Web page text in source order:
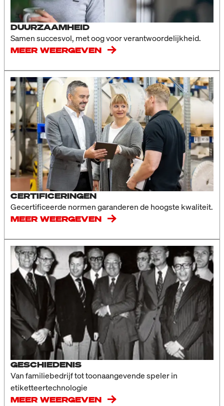
DUURZAAMHEID
Samen succesvol, met oog voor verantwoordelijkheid.
MEER WEERGEVEN
CERTIFICERINGEN
Gecertificeerde normen garanderen de hoogste kwaliteit.
MEER WEERGEVEN
GESCHIEDENIS
Van familiebedrijf tot toonaangevende speler in
etiketteertechnologie
MEER WEERGEVEN